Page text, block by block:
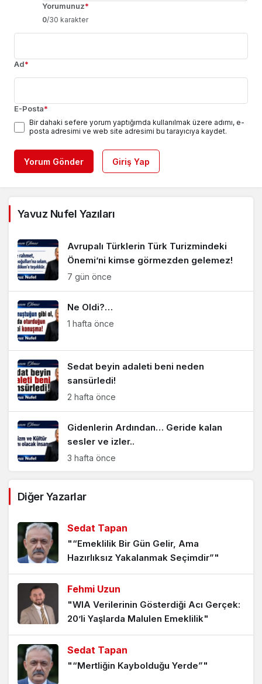
Yorumunuz*
0/30 karakter
Ad*
E-Posta*
Bir dahaki sefere yorum yaptığımda kullanılmak üzere adımı, e-
posta adresimi ve web site adresimi bu tarayıcıya kaydet.
Yorum Gönder Giriş Yap
Yavuz Nufel Yazıları
Avrupalı Türklerin Türk Turizmindeki
Önemi’ni kimse görmezden gelemez!
7 gün önce
Ne Oldi?…
1 hafta önce
Sedat beyin adaleti beni neden
sansürledi!
2 hafta önce
Gidenlerin Ardından… Geride kalan
sesler ve izler..
3 hafta önce
sinyalleri mi?
Zirve Zırvalamaları
Hak edene 19 yıl az, etmeyene 19 gün
bile fazla…
Her evde bir Kadir İnanır cenazesi var…
Diğer Yazarlar
Sedat Tapan
"“Emeklilik Bir Gün Gelir, Ama
Hazırlıksız Yakalanmak Seçimdir”"
Fehmi Uzun
"WIA Verilerinin Gösterdiği Acı Gerçek:
20’li Yaşlarda Malulen Emeklilik"
Sedat Tapan
"“Mertliğin Kaybolduğu Yerde”"